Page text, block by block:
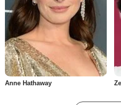
Anne Hathaway